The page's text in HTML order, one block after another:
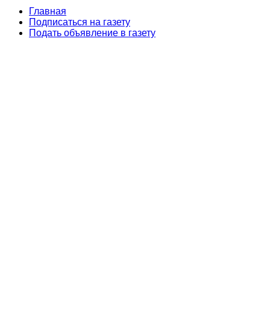
Главная
Подписаться на газету
Подать объявление в газету